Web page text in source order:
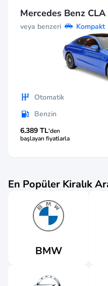
Mercedes Benz
veya benzeri Kompakt
Otomatik
Benzin
6.389 TL'den
başlayan fiyatlarla
En Popüler Kiralık
BMW